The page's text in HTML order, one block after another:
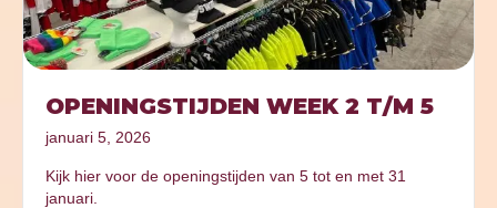
OPENINGSTIJDEN WEEK 2 T/M 5
januari 5, 2026
Kijk hier voor de openingstijden van 5 tot en met 31
januari.